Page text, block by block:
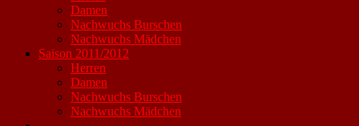
Damen
Nachwuchs Burschen
Nachwuchs Mädchen
Saison 2011/2012
Herren
Damen
Nachwuchs Burschen
Nachwuchs Mädchen